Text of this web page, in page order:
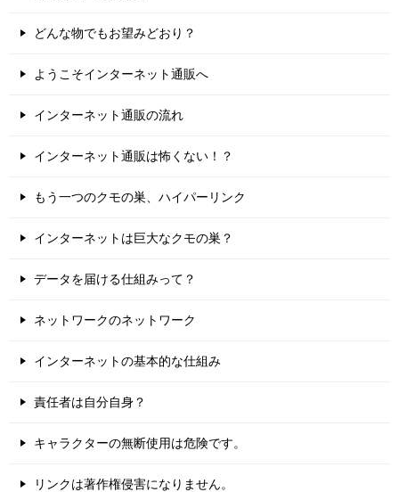
どんな物でもお望みどおり？
ようこそインターネット通販へ
インターネット通販の流れ
インターネット通販は怖くない！？
もう一つのクモの巣、ハイパーリンク
インターネットは巨大なクモの巣？
データを届ける仕組みって？
ネットワークのネットワーク
インターネットの基本的な仕組み
責任者は自分自身？
キャラクターの無断使用は危険です。
リンクは著作権侵害になりません。